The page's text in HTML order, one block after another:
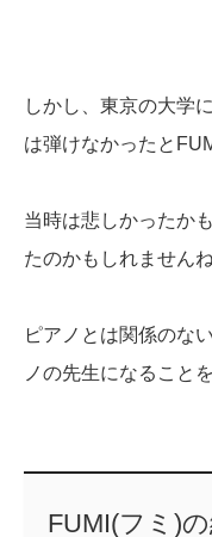
しかし、東京の大学
は弾けなかったと
当時は悲しかったか
たのかもしれませんね
ピアノとは関係のな
ノの先生になること
FUMI(フミ)